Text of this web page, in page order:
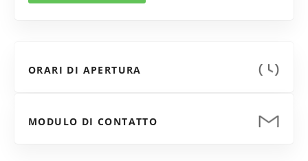
ORARI DI APERTURA
MODULO DI CONTATTO